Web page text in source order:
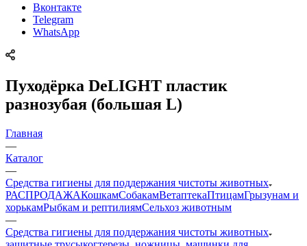
Вконтакте
Telegram
WhatsApp
Пуходёрка DeLIGHT пластик
разнозубая (большая L)
Главная
—
Каталог
—
Средства гигиены для поддержания чистоты животных
РАСПРОДАЖАКошкамСобакамВетаптекаПтицамГрызунам и
хорькамРыбкам и рептилиямСельхоз животным
—
Средства гигиены для поддержания чистоты животных